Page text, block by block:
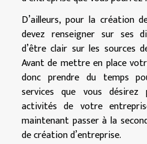
D’ailleurs, pour la création
devez renseigner sur ses
d’être clair sur les sources
Avant de mettre en place
donc prendre du temps
services que vous
activités de votre
maintenant passer à la
de création d’entreprise.